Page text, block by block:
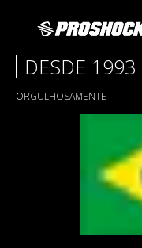
DESDE 1993
ORGULHOSAMENTE